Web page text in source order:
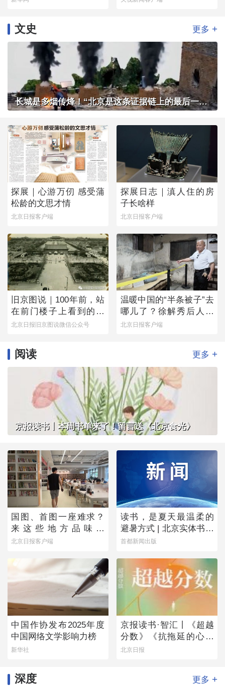
文史 更多 +
长城是多烟传烽！“北京是这条证据链上的最后一环”
探展｜心游万仞 感受蒲
松龄的文思才情
北京日报客户端
探展日志｜滇人住的房
子长啥样
北京日报客户端
旧京图说｜100年前，站
在前门楼子上看到的是
这番景象
北京日报旧京图说微信公众号
温暖中国的“半条被子”去
哪儿了？徐解秀后人道
出令人落泪的真相
北京日报客户端
阅读 更多 +
京报读书丨本周书单来了！留言送《北京食光》
国图、首图一座难求？
来这些地方品味书
香……
北京日报客户端
读书，是夏天最温柔的
避暑方式 | 北京实体书店
活动预告（8月1日-8月7
首都新闻出版
中国作协发布2025年度
中国网络文学影响力榜
新华社
京报读书·智汇丨《超越
分数》《抗拖延的心理
学》《物理学的第一次
北京日报
深度 更多 +